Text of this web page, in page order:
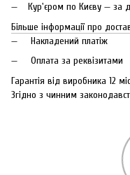
Кур'єром по Києву — за
Більше інформації про
Накладений платіж
Оплата за реквізитами
Гарантія від виробника 12
Згідно з чинним